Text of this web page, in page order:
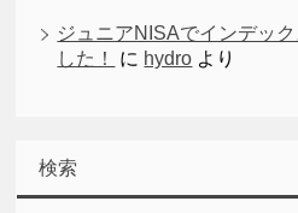
ジュニアNISAでインデッ
した！
に hydro より
検索